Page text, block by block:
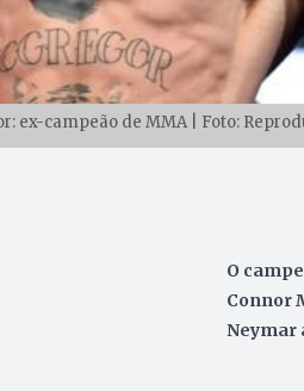
ex-campeão de MMA | Foto:
O
Connor
Neymar